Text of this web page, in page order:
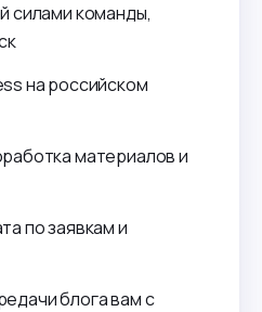
силами команды,
на российском
материалов и
по заявкам и
блога вам с